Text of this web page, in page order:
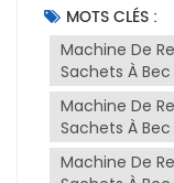
emballage
généralement
que des jus,
machine de
remplit le
automatisée et
d'emballage.Les
MOTS CLÉS :
Machine De
Sachets À Bec
Machine De
Sachets À Bec
Machine De